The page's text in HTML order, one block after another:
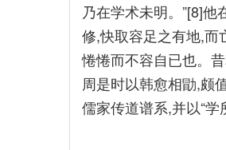
乃在学术未明。”[8]
修,快取容足之有地,而
惓惓而不容自已也。
周是时以韩愈相勖,颇
儒家传道谱系,并以“学